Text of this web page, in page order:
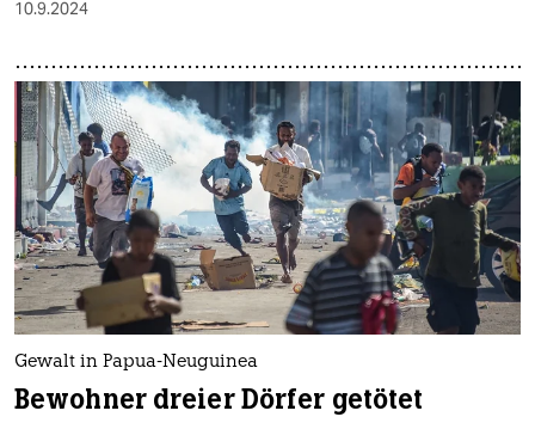
10.9.2024
Gewalt in Papua-Neuguinea
Bewohner dreier Dörfer getötet